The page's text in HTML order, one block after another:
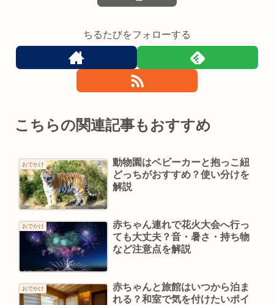
ちるたびをフォローする
こちらの関連記事もおすすめ
おでかけ
動物園はベビーカーと抱っこ紐
どっちがおすすめ？使い分けを
解説
おでかけ
赤ちゃん連れで花火大会へ行っ
ても大丈夫？音・暑さ・持ち物
など注意点を解説
おでかけ
赤ちゃんと旅館はいつから泊ま
れる？和室で気を付けたいポイ